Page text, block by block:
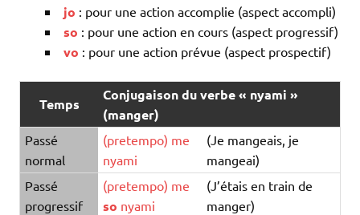
jo : pour une action accomplie (aspect accompli)
so : pour une action en cours (aspect progressif)
vo : pour une action prévue (aspect prospectif)
Temps
Conjugaison du verbe « nyami »
(manger)
Passé
normal
(pretempo) me
nyami
(Je mangeais, je
mangeai)
Passé
progressif
(pretempo) me
so nyami
(J’étais en train de
manger)